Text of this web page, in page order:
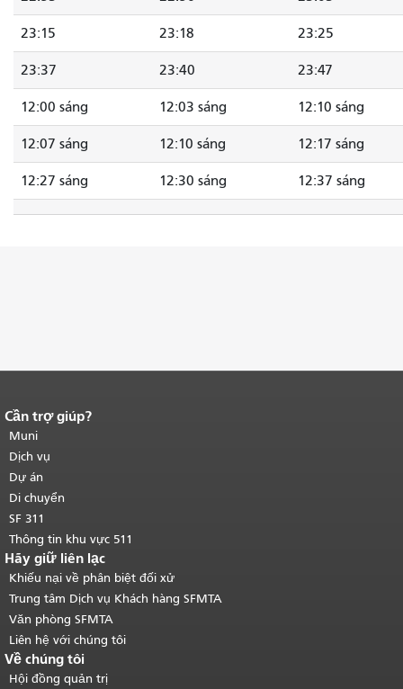
23:15 23:18 23:25
23:37 23:40 23:47
12:00 sáng 12:03 sáng 12:10 sáng
12:07 sáng 12:10 sáng 12:17 sáng
12:27 sáng 12:30 sáng 12:37 sáng
Kết thúc nội dung trang.
của trang này được lặp lại trên mọi
trang.Quay lại đầu trang nội dung
chính.
Cần trợ giúp?
Muni
Dịch vụ
Dự án
Di chuyển
SF 311
Thông tin khu vực 511
Hãy giữ liên lạc
Khiếu nại về phân biệt đối xử
Trung tâm Dịch vụ Khách hàng SFMTA
Văn phòng SFMTA
Liên hệ với chúng tôi
Về chúng tôi
Hội đồng quản trị